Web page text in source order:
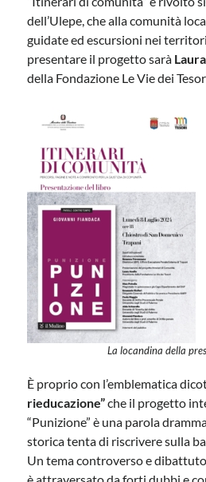
dell’Ulepe, che alla comunità
guidate ed escursioni nei
presentare il progetto sarà
della Fondazione Le Vie dei
La locandina della
È proprio con l’emblematica
rieducazione”che il progetto
“Punizione” è una parola
storica tenta di riscrivere sulla
Un tema controverso e